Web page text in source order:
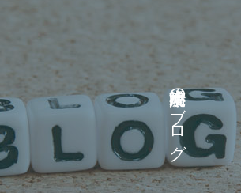
小南東洋治療院のブログ